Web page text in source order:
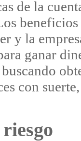
de la
beneficios
y la
ganar
con